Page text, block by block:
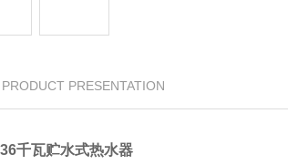
PRESENTATION
千瓦贮水式热水器